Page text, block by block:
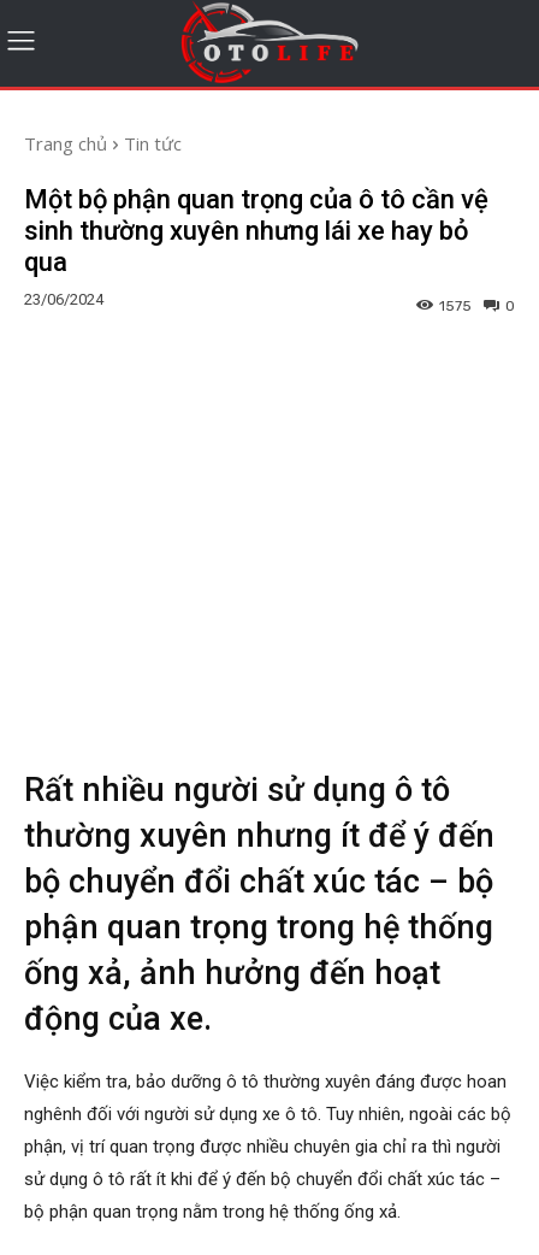
Trang chủ Tin tức
Một bộ phận quan trọng của ô tô cần vệ
sinh thường xuyên nhưng lái xe hay bỏ
qua
23/06/2024 0
1575
Rất nhiều người sử dụng ô tô
thường xuyên nhưng ít để ý đến
bộ chuyển đổi chất xúc tác – bộ
phận quan trọng trong hệ thống
ống xả, ảnh hưởng đến hoạt
động của xe.
Việc kiểm tra, bảo dưỡng ô tô thường xuyên đáng được hoan
nghênh đối với người sử dụng xe ô tô. Tuy nhiên, ngoài các bộ
phận, vị trí quan trọng được nhiều chuyên gia chỉ ra thì người
sử dụng ô tô rất ít khi để ý đến bộ chuyển đổi chất xúc tác –
bộ phận quan trọng nằm trong hệ thống ống xả.